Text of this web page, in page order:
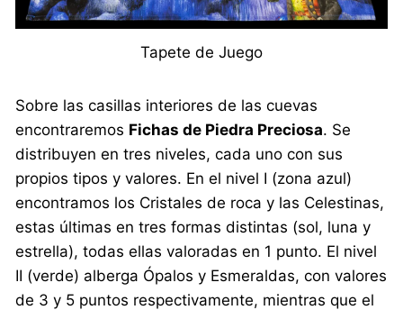
Tapete de Juego
Sobre las casillas interiores de las cuevas
encontraremos Fichas de Piedra Preciosa. Se
distribuyen en tres niveles, cada uno con sus
propios tipos y valores. En el nivel I (zona azul)
encontramos los Cristales de roca y las Celestinas,
estas últimas en tres formas distintas (sol, luna y
estrella), todas ellas valoradas en 1 punto. El nivel
II (verde) alberga Ópalos y Esmeraldas, con valores
de 3 y 5 puntos respectivamente, mientras que el